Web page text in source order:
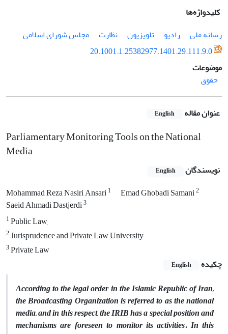
کلیدواژه‌ها
رسانه ملی
رادیو تلویزیون نظارت
مجلس شورای اسلامی
20.1001.1.25382977.1401.29.111.9.0
موضوعات
حقوق
عنوان مقاله English
Parliamentary Monitoring Tools on the National
Media
نویسندگان English
Mohammad Reza Nasiri Ansari1 Emad Ghobadi Samani2
Saeid Ahmadi Dastjerdi3
1Public Law,
2Jurisprudence and Private Law University
3Private Law
چکیده
English
According to the legal order in the Islamic Republic of Iran,
the Broadcasting Organization is referred to as the national
media, and in this respect, the IRIB has a special position and
mechanisms are foreseen to monitor its activities. In this